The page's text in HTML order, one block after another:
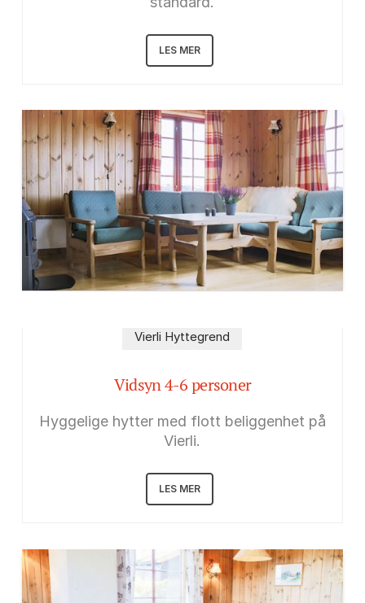
LES MER
Vierli Hyttegrend
Vidsyn 4-6 personer
Hyggelige hytter med flott beliggenhet på
Vierli.
LES MER